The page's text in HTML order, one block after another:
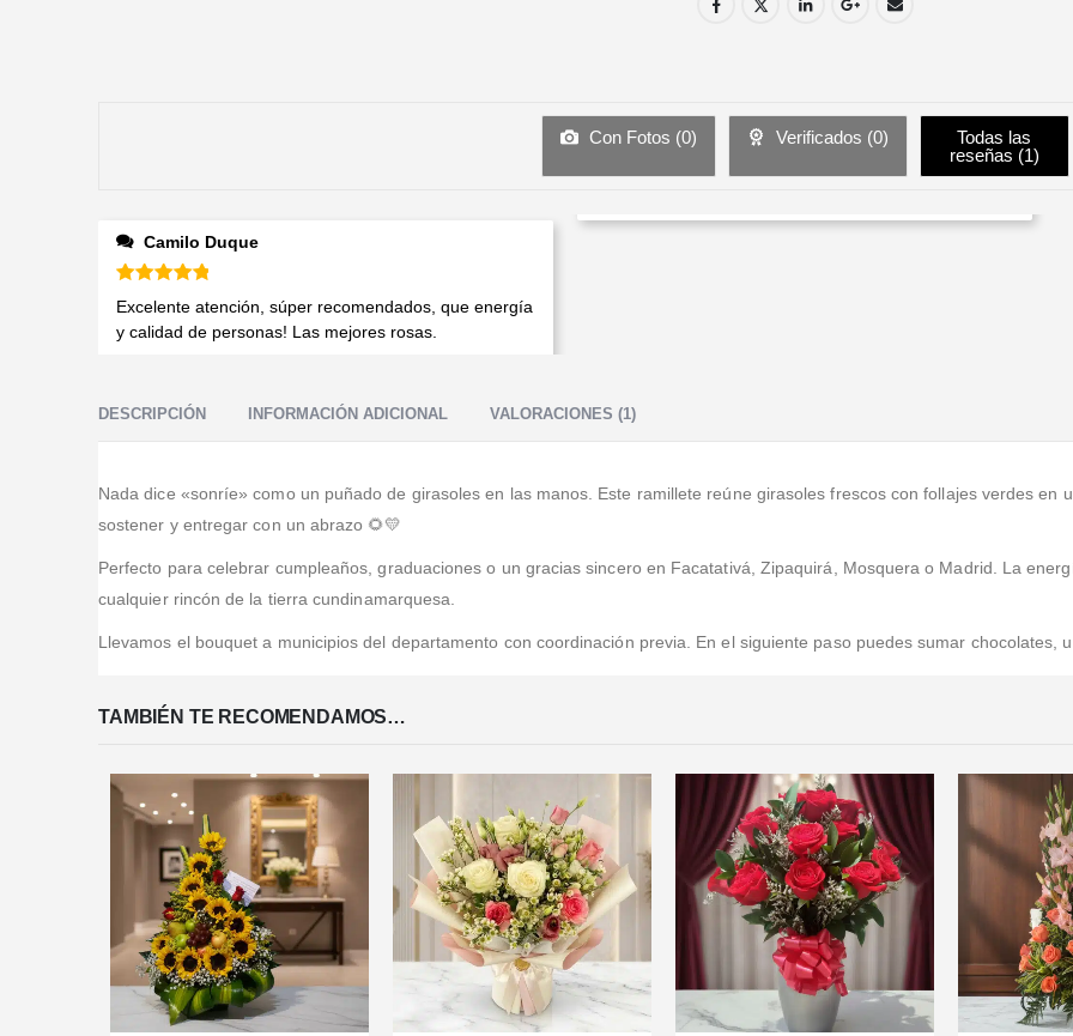
Con Fotos (0) Verificados (0)
Todas las
reseñas (1)
Camilo Duque
Valorado en de 5
Excelente atención, súper recomendados, que energía
y calidad de personas! Las mejores rosas.
DESCRIPCIÓN INFORMACIÓN ADICIONAL VALORACIONES (1)
Nada dice «sonríe» como un puñado de girasoles en las manos. Este ramillete reúne girasoles frescos con follajes verdes en
sostener y entregar con un abrazo 🌻💛
Perfecto para celebrar cumpleaños, graduaciones o un gracias sincero en Facatativá, Zipaquirá, Mosquera o Madrid. La
cualquier rincón de la tierra cundinamarquesa.
Llevamos el bouquet a municipios del departamento con coordinación previa. En el siguiente paso puedes sumar chocolates,
TAMBIÉN TE RECOMENDAMOS…